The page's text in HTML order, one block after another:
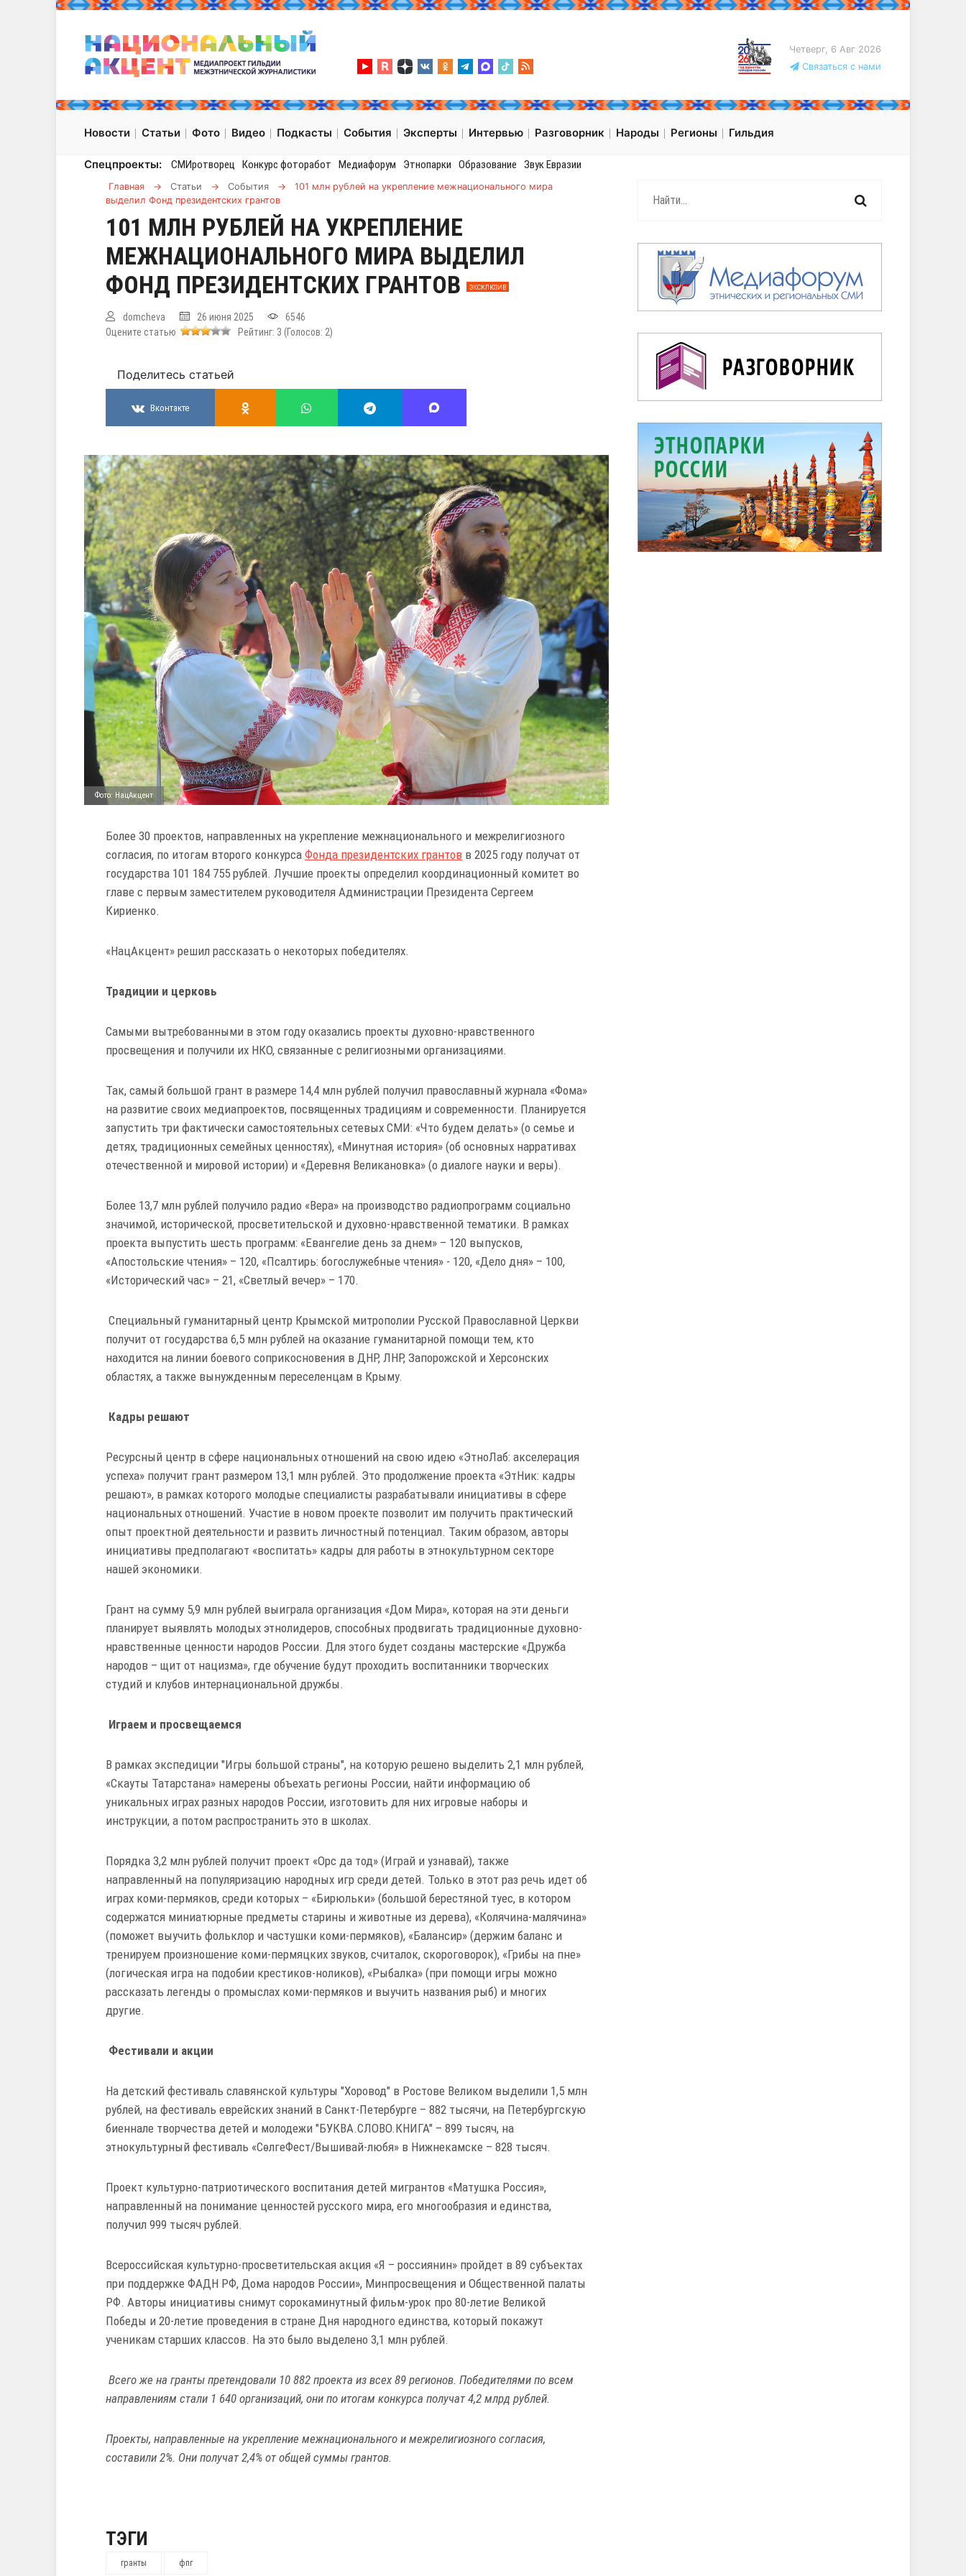
Четверг, 6 Авг 2026
Связаться с нами
Новости Статьи Фото Видео Подкасты События Эксперты Интервью Разговорник Народы Регионы Гильдия
Спецпроекты: СМИротворец Конкурс фоторабот Медиафорум Этнопарки Образование Звук Евразии
Главная → Статьи → События →
101 млн рублей на укрепление межнационального мира
выделил Фонд президентских грантов
101 МЛН РУБЛЕЙ НА УКРЕПЛЕНИЕ
МЕЖНАЦИОНАЛЬНОГО МИРА ВЫДЕЛИЛ
ФОНД ПРЕЗИДЕНТСКИХ ГРАНТОВ
ЭКСКЛЮЗИВ
domcheva 26 июня 2025
6546
Оцените статью
Рейтинг: 3 (Голосов: 2)
Поделитесь статьей
Вконтакте
Фото: НацАкцент
Более 30 проектов, направленных на укрепление межнационального и межрелигиозного
согласия, по итогам второго конкурса Фонда президентских грантов в 2025 году получат от
государства 101 184 755 рублей. Лучшие проекты определил координационный комитет во
главе с первым заместителем руководителя Администрации Президента Сергеем
Кириенко.
«НацАкцент» решил рассказать о некоторых победителях.
Традиции и церковь
Самыми вытребованными в этом году оказались проекты духовно-нравственного
просвещения и получили их НКО, связанные с религиозными организациями.
Так, самый большой грант в размере 14,4 млн рублей получил православный журнала «Фома»
на развитие своих медиапроектов, посвященных традициям и современности. Планируется
запустить три фактически самостоятельных сетевых СМИ: «Что будем делать» (о семье и
детях, традиционных семейных ценностях), «Минутная история» (об основных нарративах
отечественной и мировой истории) и «Деревня Великановка» (о диалоге науки и веры).
Более 13,7 млн рублей получило радио «Вера» на производство радиопрограмм социально
значимой, исторической, просветительской и духовно-нравственной тематики. В рамках
проекта выпустить шесть программ: «Евангелие день за днем» – 120 выпусков,
«Апостольские чтения» – 120, «Псалтирь: богослужебные чтения» - 120, «Дело дня» – 100,
«Исторический час» – 21, «Светлый вечер» – 170.
Специальный гуманитарный центр Крымской митрополии Русской Православной Церкви
получит от государства 6,5 млн рублей на оказание гуманитарной помощи тем, кто
находится на линии боевого соприкосновения в ДНР, ЛНР, Запорожской и Херсонских
областях, а также вынужденным переселенцам в Крыму.
Кадры решают
Ресурсный центр в сфере национальных отношений на свою идею «ЭтноЛаб: акселерация
успеха» получит грант размером 13,1 млн рублей. Это продолжение проекта «ЭтНик: кадры
решают», в рамках которого молодые специалисты разрабатывали инициативы в сфере
национальных отношений. Участие в новом проекте позволит им получить практический
опыт проектной деятельности и развить личностный потенциал. Таким образом, авторы
инициативы предполагают «воспитать» кадры для работы в этнокультурном секторе
нашей экономики.
Грант на сумму 5,9 млн рублей выиграла организация «Дом Мира», которая на эти деньги
планирует выявлять молодых этнолидеров, способных продвигать традиционные духовно-
нравственные ценности народов России. Для этого будет созданы мастерские «Дружба
народов – щит от нацизма», где обучение будут проходить воспитанники творческих
студий и клубов интернациональной дружбы.
Играем и просвещаемся
В рамках экспедиции "Игры большой страны", на которую решено выделить 2,1 млн рублей,
«Скауты Татарстана» намерены объехать регионы России, найти информацию об
уникальных играх разных народов России, изготовить для них игровые наборы и
инструкции, а потом распространить это в школах.
Порядка 3,2 млн рублей получит проект «Орс да тод» (Играй и узнавай), также
направленный на популяризацию народных игр среди детей. Только в этот раз речь идет об
играх коми-пермяков, среди которых – «Бирюльки» (большой берестяной туес, в котором
содержатся миниатюрные предметы старины и животные из дерева), «Колячина-малячина»
(поможет выучить фольклор и частушки коми-пермяков), «Балансир» (держим баланс и
тренируем произношение коми-пермяцких звуков, считалок, скороговорок), «Грибы на пне»
(логическая игра на подобии крестиков-ноликов), «Рыбалка» (при помощи игры можно
рассказать легенды о промыслах коми-пермяков и выучить названия рыб) и многих
другие.
Фестивали и акции
На детский фестиваль славянской культуры "Хоровод" в Ростове Великом выделили 1,5 млн
рублей, на фестиваль еврейских знаний в Санкт-Петербурге – 882 тысячи, на Петербургскую
биеннале творчества детей и молодежи "БУКВА.СЛОВО.КНИГА" – 899 тысяч, на
этнокультурный фестиваль «СөлгеФест/Вышивай-любя» в Нижнекамске – 828 тысяч.
Проект культурно-патриотического воспитания детей мигрантов «Матушка Россия»,
направленный на понимание ценностей русского мира, его многообразия и единства,
получил 999 тысяч рублей.
Всероссийская культурно-просветительская акция «Я – россиянин» пройдет в 89 субъектах
при поддержке ФАДН РФ, Дома народов России», Минпросвещения и Общественной палаты
РФ. Авторы инициативы снимут сорокаминутный фильм-урок про 80-летие Великой
Победы и 20-летие проведения в стране Дня народного единства, который покажут
ученикам старших классов. На это было выделено 3,1 млн рублей.
Всего же на гранты претендовали 10 882 проекта из всех 89 регионов. Победителями по всем
направлениям стали 1 640 организаций, они по итогам конкурса получат 4,2 млрд рублей.
Проекты, направленные на укрепление межнационального и межрелигиозного согласия,
составили 2%. Они получат 2,4% от общей суммы грантов.
ТЭГИ
гранты фпг